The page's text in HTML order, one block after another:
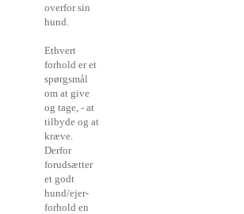
overfor sin
hund.
Ethvert
forhold er et
spørgsmål
om at give
og tage, - at
tilbyde og at
kræve.
Derfor
forudsætter
et godt
hund/ejer-
forhold en